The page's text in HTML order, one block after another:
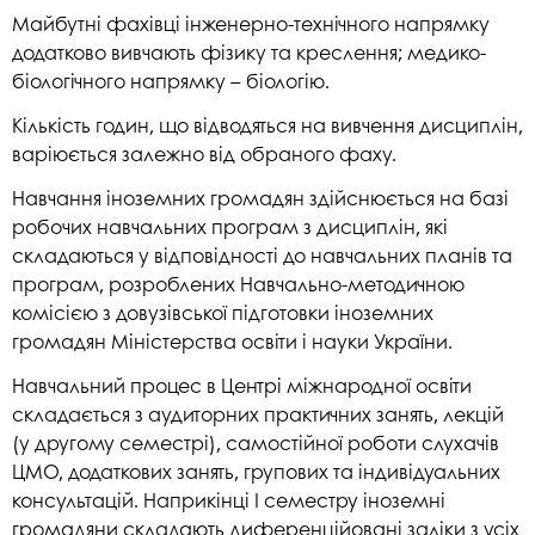
Майбутні фахівці інженерно-технічного напрямку
додатково вивчають фізику та креслення; медико-
біологічного напрямку – біологію.
Кількість годин, що відводяться на вивчення дисциплін,
варіюється залежно від обраного фаху.
Навчання іноземних громадян здійснюється на базі
робочих навчальних програм з дисциплін, які
складаються у відповідності до навчальних планів та
програм, розроблених Навчально-методичною
комісією з довузівської підготовки іноземних
громадян Міністерства освіти і науки України.
Навчальний процес в Центрі міжнародної освіти
складається з аудиторних практичних занять, лекцій
(у другому семестрі), самостійної роботи слухачів
ЦМО, додаткових занять, групових та індивідуальних
консультацій. Наприкінці І семестру іноземні
громадяни складають диференційовані заліки з усіх